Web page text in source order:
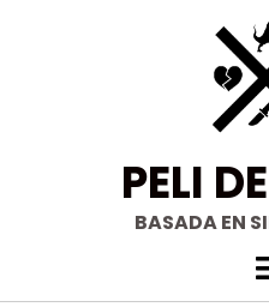
PELI
BASADA EN